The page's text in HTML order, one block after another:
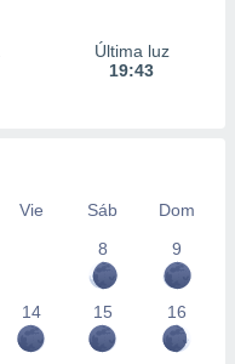
Última luz
19:43
Vie Sáb
Dom
8
9
14 15 16